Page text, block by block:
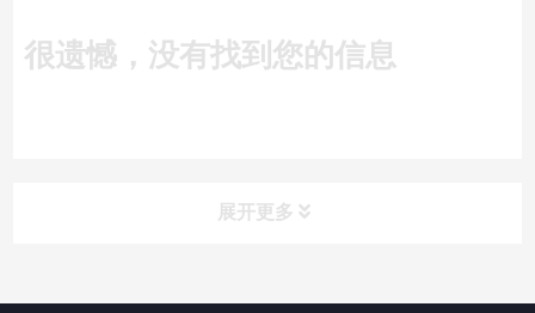
很遗憾，没有找到您的信息
展开更多
搜索